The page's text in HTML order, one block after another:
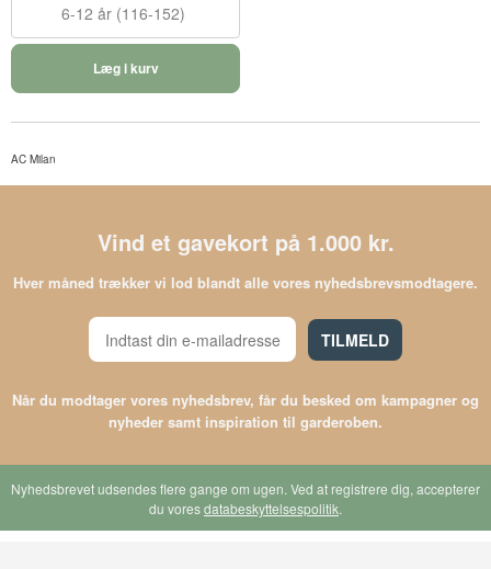
6-12 år (116-152)
Læg i kurv
AC Milan
Vind et gavekort på 1.000 kr.
Hver måned trækker vi lod blandt alle vores nyhedsbrevsmodtagere.
TILMELD
Når du modtager vores nyhedsbrev, får du besked om kampagner og
nyheder samt inspiration til garderoben.
Nyhedsbrevet udsendes flere gange om ugen. Ved at registrere dig, accepterer
du voresdatabeskyttelsespolitik.